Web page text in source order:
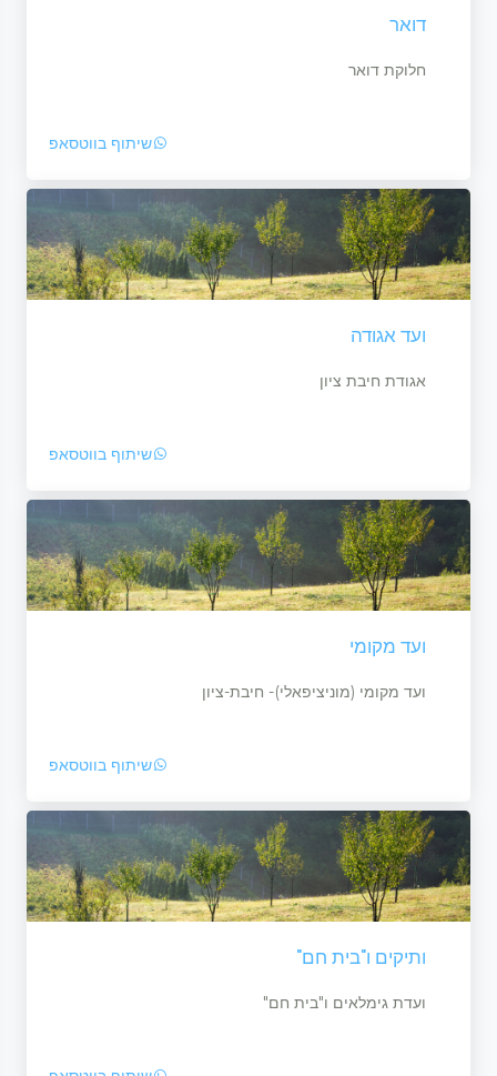
דואר
חלוקת דואר
שיתוף בווטסאפ
ועד אגודה
אגודת חיבת ציון
שיתוף בווטסאפ
ועד מקומי
ועד מקומי (מוניציפאלי)- חיבת-ציון
שיתוף בווטסאפ
ותיקים ו"בית חם"
ועדת גימלאים ו"בית חם"